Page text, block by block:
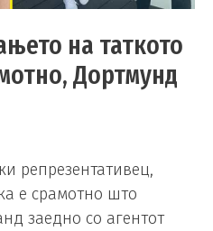
на таткото
Дортмунд
репрезентативец,
е срамотно што
заедно со агентот